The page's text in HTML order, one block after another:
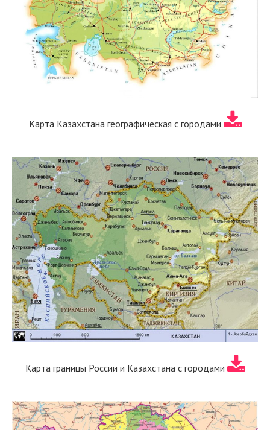
Карта Казахстана географическая с городами
Карта границы России и Казахстана с городами